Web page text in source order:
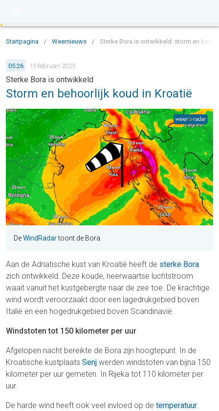
Startpagina / Weernieuws / Sterke Bora is ontwikkeld: storm en
05:26 15 februari 2025
Sterke Bora is ontwikkeld
Storm en behoorlijk koud in Kroatië
DeWindRadartoont de Bora.
Aan de Adriatische kust van Kroatië heeft de sterke Bora
zich ontwikkeld. Deze koude, neerwaartse luchtstroom
waait vanuit het kustgebergte naar de zee toe. De krachtige
wind wordt veroorzaakt door een lagedrukgebied boven
Italië en een hogedrukgebied boven Scandinavië.
Windstoten tot 150 kilometer per uur
Afgelopen nacht bereikte de Bora zijn hoogtepunt. In de
Kroatische kustplaats Senj werden windstoten van bijna 150
kilometer per uur gemeten. In Rijeka tot 110 kilometer per
uur.
De harde wind heeft ook veel invloed op de temperatuur.